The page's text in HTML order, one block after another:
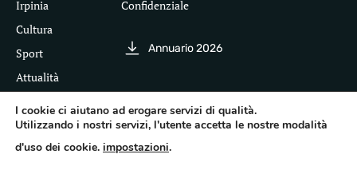
Irpinia
Cultura
Sport
Attualità
Confidenziale
Annuario 2026
Segui il Corriere dell'Irpinia
I cookie ci aiutano ad erogare servizi di qualità.
Utilizzando i nostri servizi, l'utente accetta le nostre modalità
d'uso dei cookie. impostazioni.